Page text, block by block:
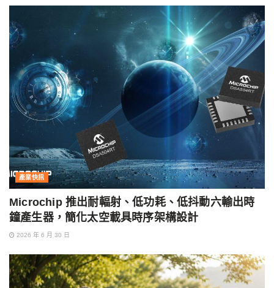
產業快訊
Microchip 推出耐輻射、低功耗、低抖動六輸出時
鐘產生器，簡化太空載具時序架構設計
2026 年 6 月 30 日